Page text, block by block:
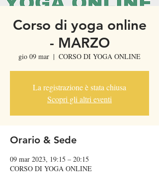
Corso di yoga online
- MARZO
gio 09 mar
  |
CORSO DI YOGA ONLINE
La registrazione è stata chiusa
Scopri gli altri eventi
Orario & Sede
09 mar 2023, 19:15 – 20:15
CORSO DI YOGA ONLINE